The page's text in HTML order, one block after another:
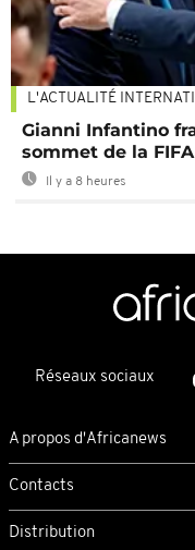
L'ACTUALITÉ
Gianni Infantino
sommet de la FIFA
Il y a 8 heures
Réseaux sociaux
A propos d'Africanews
Contacts
Distribution